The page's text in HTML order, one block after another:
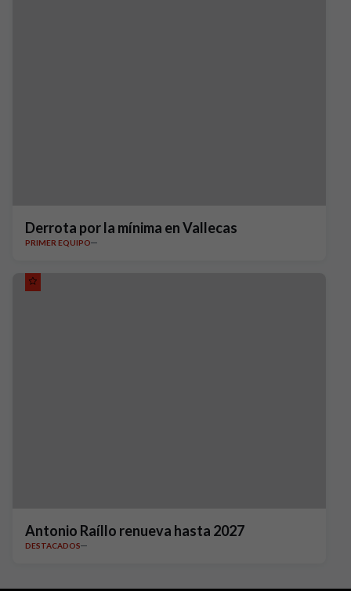
Derrota por la mínima en Vallecas
PRIMER EQUIPO
Antonio Raíllo renueva hasta 2027
DESTACADOS